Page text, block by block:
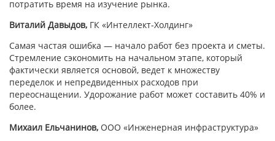
потратить время на изучение рынка.
Виталий Давыдов, ГК «Интеллект-Холдинг»
Самая частая ошибка — начало работ без проекта и сметы.
Стремление сэкономить на начальном этапе, который
фактически является основой, ведет к множеству
переделок и непредвиденных расходов при
переоснащении. Удорожание работ может составить 40% и
более.
Михаил Ельчанинов, ООО «Инженерная инфраструктура»